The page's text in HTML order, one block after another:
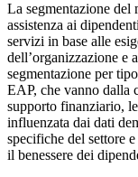
La segmentazione del
assistenza ai
servizi in base alle
dell’organizzazione e
segmentazione per
EAP, che vanno dalla
supporto finanziario,
influenzata dai dati
specifiche del settore
il benessere dei